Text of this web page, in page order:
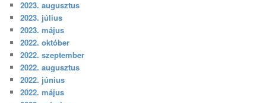
2023. augusztus
2023. július
2023. május
2022. október
2022. szeptember
2022. augusztus
2022. június
2022. május